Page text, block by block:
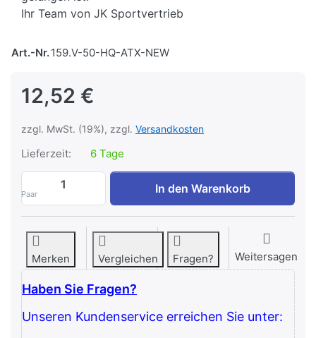
Ihr Team von JK Sportvertrieb
Art.-Nr.159.V-50-HQ-ATX-NEW
12,52 €
zzgl. MwSt. (19%), zzgl. Versandkosten
Lieferzeit: 6 Tage
Paar
ATX® Kompressionsverschluss PRO -
In den Warenkorb
Merken Vergleichen Fragen? Weitersagen
Haben Sie Fragen?
Unseren Kundenservice erreichen Sie unter: